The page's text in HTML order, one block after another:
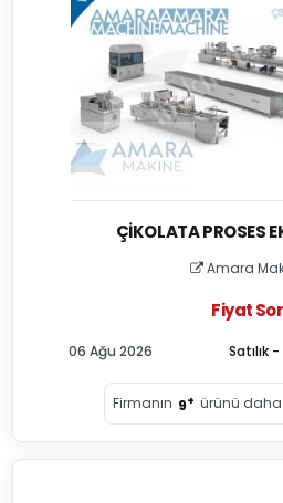
ÇIKOLATA PROSES
Amara
Fiyat Sor
Satılık -
06 Ağu 2026
Firmanın 9+ ürünü